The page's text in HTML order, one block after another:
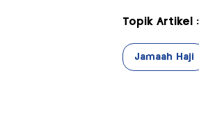
Topik Artikel :
Jamaah Haji